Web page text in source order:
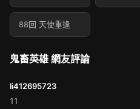
88回 天使重逢
鬼畜英雄 網友評論
li412695723
11